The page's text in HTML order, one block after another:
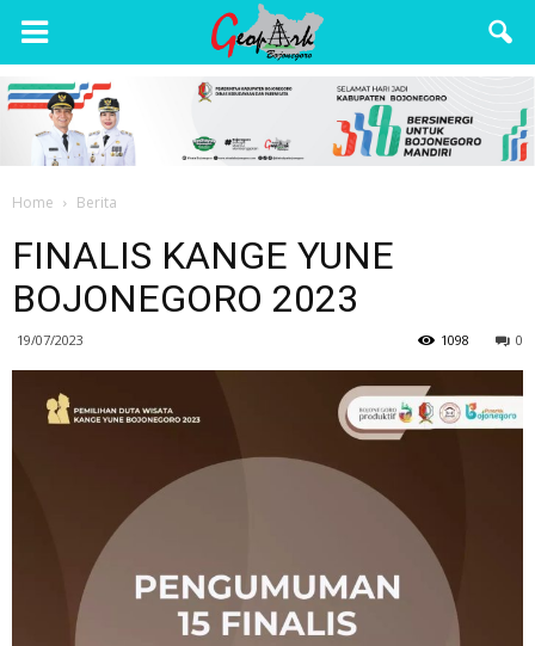
Wisata
Bojonegoro
Home Berita
FINALIS KANGE YUNE
BOJONEGORO 2023
19/07/2023 0
1098